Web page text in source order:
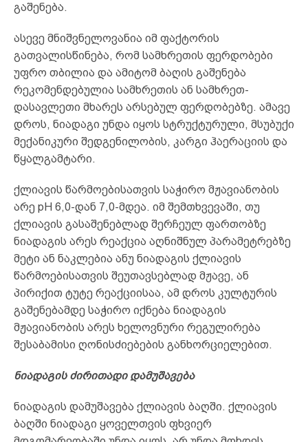
გაშენება.
ასევე მნიშვნელოვანია იმ ფაქტორის
გათვალისწინება, რომ სამხრეთის ფერდობები
უფრო თბილია და ამიტომ ბაღის გაშენება
რეკომენდებულია სამხრეთის ან სამხრეთ-
დასავლეთი მხარეს არსებულ ფერდობებზე. ამავე
დროს, ნიადაგი უნდა იყოს სტრუქტურული, მსუბუქი
მექანიკური შედგენილობის, კარგი ჰაერაციის და
წყალგამტარი.
ქლიავის წარმოებისათვის საჭირო მჟავიანობის
არე pH 6,0-დან 7,0-მდეა. იმ შემთხვევაში, თუ
ქლიავის გასაშენებლად შერჩეულ ფართობზე
ნიადაგის არეს რეაქცია აღნიშნულ პარამეტრებზე
მეტი ან ნაკლებია ანუ ნიადაგის ქლიავის
წარმოებისათვის შეუთავსებლად მჟავე, ან
პირიქით ტუტე რეაქციისაა, ამ დროს კულტურის
გაშენებამდე საჭირო იქნება ნიადაგის
მჟავიანობის არეს ხელოვნური რეგულირება
შესაბამისი ღონისძიებების განხორციელებით.
ნიადაგის ძირითადი დამუშავება
ნიადაგის დამუშავება ქლიავის ბაღში. ქლიავის
ბაღში ნიადაგი ყოველთვის ფხვიერ